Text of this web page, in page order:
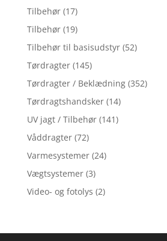
Tilbehør (17)
Tilbehør (19)
Tilbehør til basisudstyr (52)
Tørdragter (145)
Tørdragter / Beklædning (352)
Tørdragtshandsker (14)
UV jagt / Tilbehør (141)
Våddragter (72)
Varmesystemer (24)
Vægtsystemer (3)
Video- og fotolys (2)